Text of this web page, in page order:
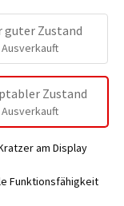
guter Zustand
Ausverkauft
Zustand
Ausverkauft
am Display
Funktionsfähigkeit